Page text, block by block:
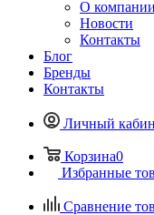
О компании
Новости
Контакты
Блог
Бренды
Контакты
Личный
Корзина0
Избранные
Сравнение